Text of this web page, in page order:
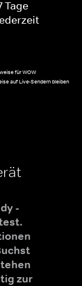
Tage
für WOW
auf Live-Sendern bleiben
-
zur